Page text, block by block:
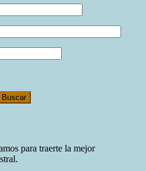
para traerte la mejor